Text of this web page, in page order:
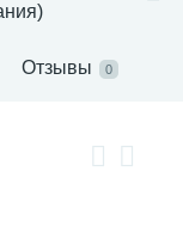
Отзывы 0